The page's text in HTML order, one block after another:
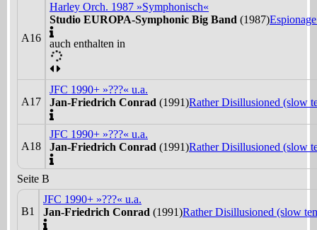
A16
Harley Orch. 1987 »Symphonisch«
Studio EUROPA-Symphonic Big Band (1987)
auch enthalten in
A17
JFC 1990+ »???« u.a.
Jan-Friedrich Conrad (1991)Rather Disillusioned (slow
A18
JFC 1990+ »???« u.a.
Jan-Friedrich Conrad (1991)Rather Disillusioned (slow
Seite B
B1
JFC 1990+ »???« u.a.
Jan-Friedrich Conrad (1991)Rather Disillusioned (slow